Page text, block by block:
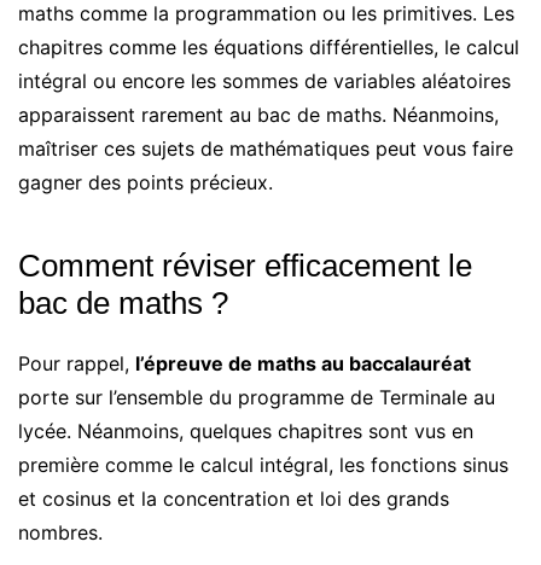
maths comme la programmation ou les primitives. Les
chapitres comme les équations différentielles, le calcul
intégral ou encore les sommes de variables aléatoires
apparaissent rarement au bac de maths. Néanmoins,
maîtriser ces sujets de mathématiques peut vous faire
gagner des points précieux.
Comment réviser efficacement le
bac de maths ?
Pour rappel, l’épreuve de maths au baccalauréat
porte sur l’ensemble du programme de Terminale au
lycée. Néanmoins, quelques chapitres sont vus en
première comme le calcul intégral, les fonctions sinus
et cosinus et la concentration et loi des grands
nombres.